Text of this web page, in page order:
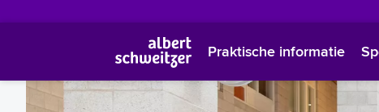
Praktische informatie